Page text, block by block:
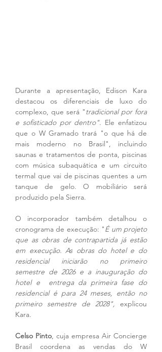
Durante a apresentação, Edison Kara
destacou os diferenciais de luxo do
complexo, que será " tradicional por fora
e sofisticado por dentro". Ele enfatizou
que o W Gramado trará "o que há de
mais moderno no Brasil", incluindo
saunas e tratamentos de ponta, piscinas
com música subaquática e um circuito
termal que vai de piscinas quentes a um
tanque de gelo. O mobiliário será
produzido pela Sierra.
O incorporador também detalhou o
cronograma de execução: "É um projeto
que as obras de contrapartida já estão
em execução. As obras do hotel e do
residencial iniciarão no primeiro
semestre de 2026 e a inauguração do
hotel e  entrega da primeira fase do
residencial é para 24 meses, então no
primeiro semestre de 2028", explicou
Kara.
Celso Pinto, cuja empresa Air Concierge
Brasil coordena as vendas do W